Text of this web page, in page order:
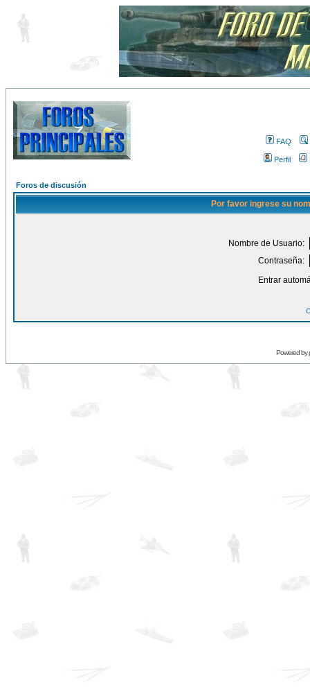
FAQ
Perfil
Foros de discusión
Por favor ingrese su
Nombre de Usuario:
Contraseña:
Entrar
Powered by